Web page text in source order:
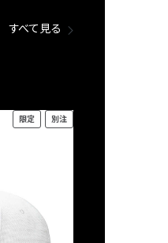
すべて見る
限定 別注